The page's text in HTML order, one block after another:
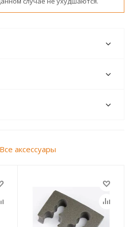
Все аксессуары